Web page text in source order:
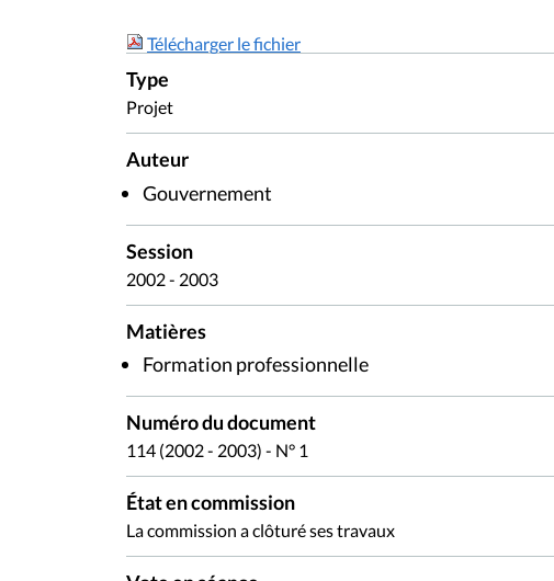
Télécharger le fichier
Type
Projet
Auteur
Gouvernement
Session
2002 - 2003
Matières
Formation professionnelle
Numéro du document
114 (2002 - 2003) - N° 1
État en commission
La commission a clôturé ses travaux